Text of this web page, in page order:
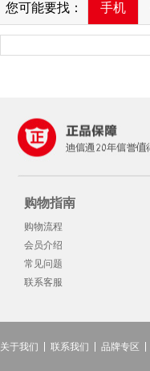
您可能要找： 手机
购物指南
购物流程
会员介绍
常见问题
联系客服
关于我们 联系我们 品牌专区